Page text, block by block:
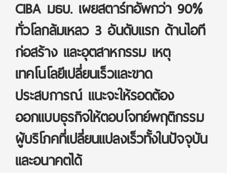
CIBA มธบ. เผยสตาร์ทอัพกว่า 90%
ทั่วโลกล้มเหลว 3 อันดับแรก ด้านไอที
ก่อสร้าง และอุตสาหกรรม เหตุ
เทคโนโลยีเปลี่ยนเร็วและขาด
ประสบการณ์ แนะจะให้รอดต้อง
ออกแบบธุรกิจให้ตอบโจทย์พฤติกรรม
ผู้บริโภคที่เปลี่ยนแปลงเร็วทั้งในปัจจุบัน
และอนาคตได้